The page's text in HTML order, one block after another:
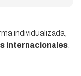
individualizada,
internacionales.